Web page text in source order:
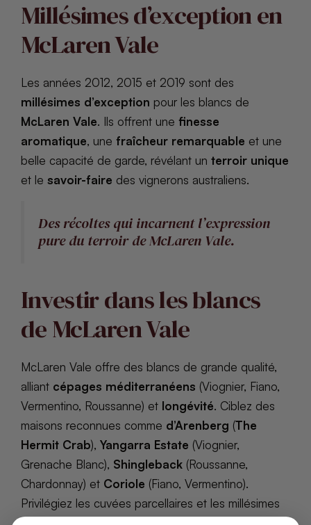
Millésimes d’exception en
McLaren Vale
Les années 2012, 2015 et 2019 sont des
millésimes d’exception pour les blancs de
McLaren Vale. Ils offrent une finesse
aromatique, une fraîcheur remarquable et une
belle capacité de garde, révélant un terroir unique
et le savoir-faire des vignerons australiens.
Des récoltes qui incarnent l’expression
pure du terroir de McLaren Vale.
Investir dans les blancs
de McLaren Vale
McLaren Vale offre des blancs de grande qualité,
alliant cépages méditerranéens (Viognier, Fiano,
Vermentino, Roussanne) et longévité. Ciblez des
maisons reconnues comme d’Arenberg (The
Hermit Crab), Yangarra Estate (Viognier,
Grenache Blanc), Shingleback (Roussanne,
Chardonnay) et Coriole (Fiano, Vermentino).
Privilégiez les cuvées parcellaires et les millésimes